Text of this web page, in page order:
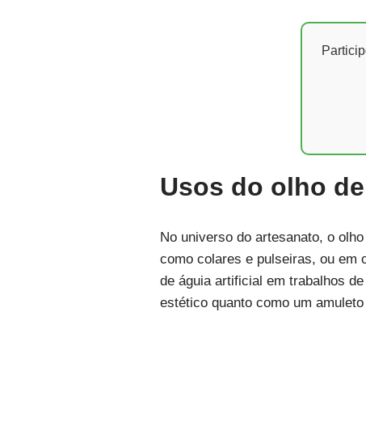
Usos do olho
No universo do artesanato, o
como colares e pulseiras, ou em
de águia artificial em trabalhos
estético quanto como um